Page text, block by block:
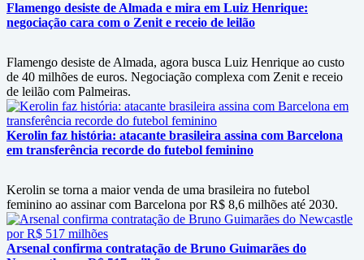
Flamengo desiste de Almada e mira em Luiz Henrique:
negociação cara com o Zenit e receio de leilão
Flamengo desiste de Almada, agora busca Luiz Henrique ao custo
de 40 milhões de euros. Negociação complexa com Zenit e receio
de leilão com Palmeiras.
Kerolin faz história: atacante brasileira assina com Barcelona
em transferência recorde do futebol feminino
Kerolin se torna a maior venda de uma brasileira no futebol
feminino ao assinar com Barcelona por R$ 8,6 milhões até 2030.
Arsenal confirma contratação de Bruno Guimarães do